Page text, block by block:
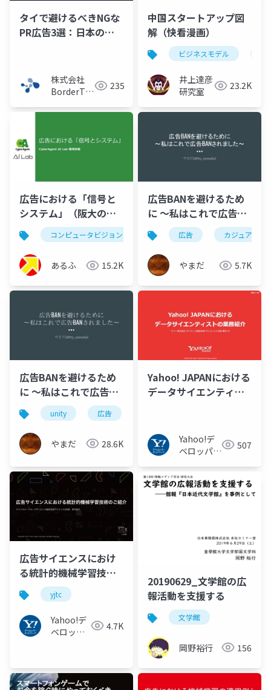
タイで避けるべきNGな
PR広告3選：日本の食
株式会社
BorderTech（ボ
ク）
235
中国スタートアップ図
解（快看漫画）
ビジネスモデル
井上達彦
研究室
23.2K
広告における「信号と
システム」（阪大の招
待講演）コンピュータビジョン 信号処理
あるふ 15.2K
広告BANを避けるため
に 〜私はこれで広告
BANされました〜
広告 カジュアルゲ
やまだ 5.7K
広告BANを避けるため
に 〜私はこれで広告
BANされました〜
unity 広告
やまだ 28.6K
Yahoo! JAPANにおける
データサイエンティス
Yahoo!デ
ベロッパー
ク
507
広告サイエンスにおけ
る統計的機械学習技術
のご紹介 / YJTC19 in
Shibuya A-5 #yjtc
yjtc
Yahoo!デ
ベロッパ
4.7K
20190629_文学館の広
報活動を支援する
文学館
岡野裕行 156